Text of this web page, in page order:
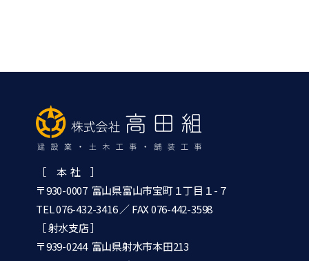
［ 本 社 ］
〒930-0007 富山県富山市宝町１丁目１-７
TEL 076-432-3416／ FAX 076-442-3598
［ 射水支店 ］
〒939-0244 富山県射水市本田213